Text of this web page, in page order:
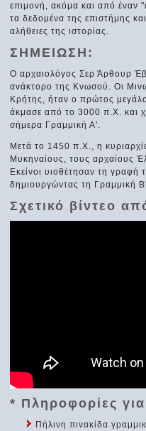
επιμονή, ακόμα και από έναν
τα δεδομένα της επιστήμης
αλήθειες της ιστορίας.
ΣΗΜΕΙΩΣΗ:
Ο αρχαιολόγος Σερ Άρθουρ
ανάκτορο της Κνωσού. Οι
Κρήτης, ήταν ο πρώτος
άκμασε από το 3000 π.Χ. και
σήμερα Γραμμική Α'.
Μετά το 1450 π.Χ., η
Μυκηναίους, τους αρχαίους
Εκείνοι υιοθέτησαν τη
δημιουργώντας τη Γραμμική
Σχετικό βίντεο
* Πληροφορίες
Πήλινη πινακίδα